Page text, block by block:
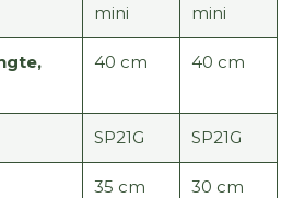
mini
mini
40 cm 40 cm
SP21G SP21G
35 cm 30 cm